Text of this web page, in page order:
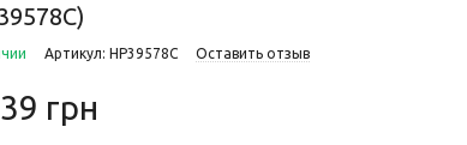
Артикул: HP39578C Оставить отзыв
грн